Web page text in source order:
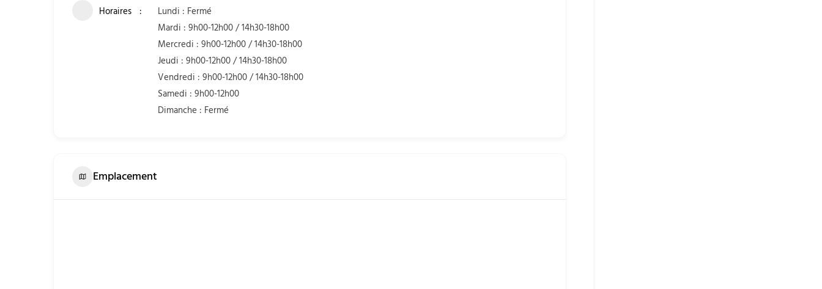
Horaires
Lundi : Fermé
Mardi : 9h00-12h00 / 14h30-18h00
Mercredi : 9h00-12h00 / 14h30-18h00
Jeudi : 9h00-12h00 / 14h30-18h00
Vendredi : 9h00-12h00 / 14h30-18h00
Samedi : 9h00-12h00
Dimanche : Fermé
Emplacement